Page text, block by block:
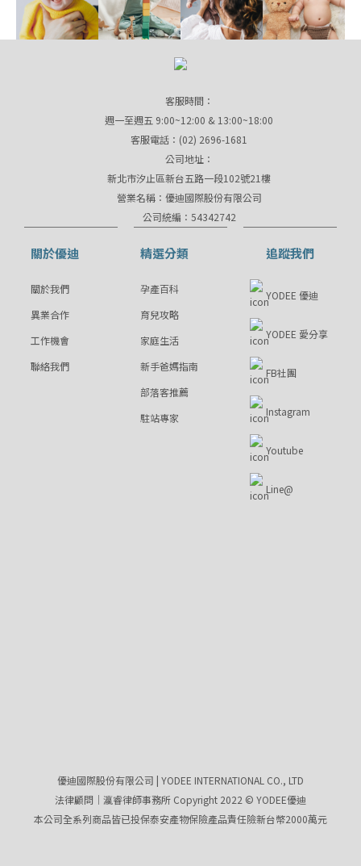
客服時間：
週一至週五 9:00~12:00 & 13:00~18:00
客服電話：(02) 2696-1681
公司地址：
新北市汐止區新台五路一段102號21樓
營業名稱：優迪國際股份有限公司
公司統編：54342742
關於優迪
關於我們
異業合作
工作機會
聯絡我們
精選分類
孕產百科
育兒攻略
家庭生活
新手爸媽指南
部落客推薦
駐站專家
追蹤我們
YODEE 優迪
YODEE 愛分享
FB社團
Instagram
Youtube
Line@
優迪國際股份有限公司 | YODEE INTERNATIONAL CO., LTD
法律顧問｜瀛睿律師事務所 Copyright 2022 © YODEE優迪
本公司全系列商品皆已投保泰安產物保險產品責任險新台幣2000萬元